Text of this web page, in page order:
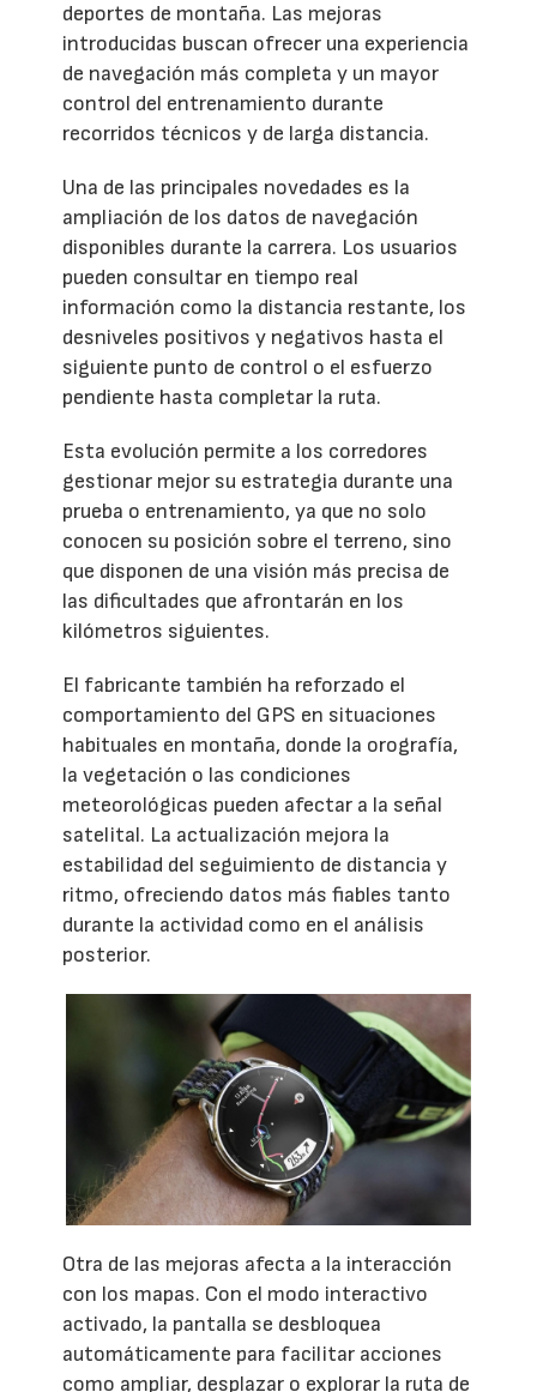
deportes de montaña. Las mejoras
introducidas buscan ofrecer una experiencia
de navegación más completa y un mayor
control del entrenamiento durante
recorridos técnicos y de larga distancia.
Una de las principales novedades es la
ampliación de los datos de navegación
disponibles durante la carrera. Los usuarios
pueden consultar en tiempo real
información como la distancia restante, los
desniveles positivos y negativos hasta el
siguiente punto de control o el esfuerzo
pendiente hasta completar la ruta.
Esta evolución permite a los corredores
gestionar mejor su estrategia durante una
prueba o entrenamiento, ya que no solo
conocen su posición sobre el terreno, sino
que disponen de una visión más precisa de
las dificultades que afrontarán en los
kilómetros siguientes.
El fabricante también ha reforzado el
comportamiento del GPS en situaciones
habituales en montaña, donde la orografía,
la vegetación o las condiciones
meteorológicas pueden afectar a la señal
satelital. La actualización mejora la
estabilidad del seguimiento de distancia y
ritmo, ofreciendo datos más fiables tanto
durante la actividad como en el análisis
posterior.
Otra de las mejoras afecta a la interacción
con los mapas. Con el modo interactivo
activado, la pantalla se desbloquea
automáticamente para facilitar acciones
como ampliar, desplazar o explorar la ruta de